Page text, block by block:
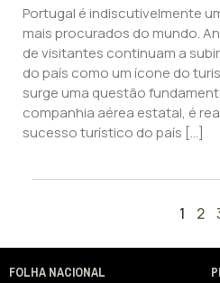
Portugal é indiscutivelmente
mais procurados do mundo.
de visitantes continuam a
do país como um ícone do
surge uma questão
companhia aérea estatal, é
sucesso turístico do país […]
1 2
FOLHA NACIONAL